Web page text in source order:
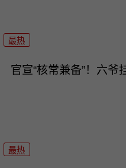
最热
官宣“核常兼备”！六
最热